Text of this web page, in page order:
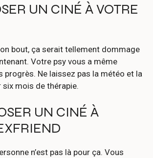
UN CINÉ À VOTRE
bout, ça serait tellement dommage
Votre psy vous a même
progrès. Ne laissez pas la météo et la
mois de thérapie.
UN CINÉ À
n’est pas là pour ça. Vous